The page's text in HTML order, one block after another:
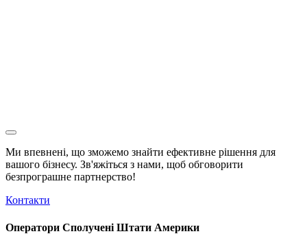
Ми впевнені, що зможемо знайти ефективне рішення для
вашого бізнесу. Зв'яжіться з нами, щоб обговорити
безпрограшне партнерство!
Контакти
Оператори Сполучені Штати Америки